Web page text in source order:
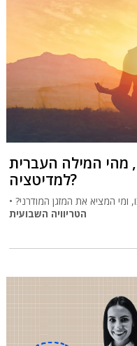
מהי המילה העברית
למדיטציה?
ומי המציא את המזגן המודרני? •
הטריוויה השבועית